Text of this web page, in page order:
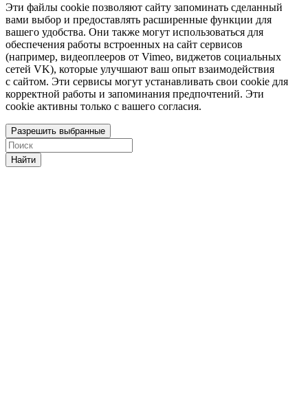
Эти файлы cookie позволяют сайту запоминать сделанный
вами выбор и предоставлять расширенные функции для
вашего удобства. Они также могут использоваться для
обеспечения работы встроенных на сайт сервисов
(например, видеоплееров от Vimeo, виджетов социальных
сетей VK), которые улучшают ваш опыт взаимодействия
с сайтом. Эти сервисы могут устанавливать свои cookie для
корректной работы и запоминания предпочтений. Эти
cookie активны только с вашего согласия.
Разрешить выбранные
Найти